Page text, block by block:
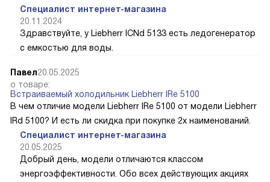
Специалист интернет-магазина
20.11.2024
Здравствуйте, у Liebherr ICNd 5133 есть ледогенератор
с емкостью для воды.
Павел20.05.2025
о товаре:
Встраиваемый холодильник Liebherr IRe 5100
В чем отличие модели Liebherr IRe 5100 от модели Liebherr
IRd 5100? И есть ли скидка при покупке 2х наименований.
Специалист интернет-магазина
20.05.2025
Добрый день, модели отличаются классом
энергоэффективности. Обо всех действующих акциях